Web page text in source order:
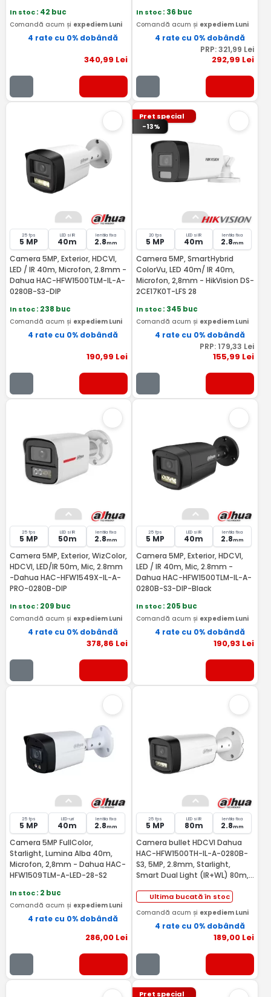
In stoc: 42 buc
Comandă acum și expediem Luni
4 rate cu 0% dobândă
340,99 Lei
In stoc: 36 buc
Comandă acum și expediem Luni
4 rate cu 0% dobândă
PRP:321,99 Lei
292,99 Lei
25 fps
5 MP
LED si IR
40m
lentila fixa
2.8mm
Camera 5MP, Exterior, HDCVI,
LED / IR 40m, Microfon, 2.8mm -
Dahua HAC-HFW1500TLM-IL-A-
0280B-S3-DIP
In stoc: 238 buc
Comandă acum și expediem Luni
4 rate cu 0% dobândă
190,99 Lei
Pret special
-13%
20 fps
5 MP
LED si IR
40m
lentila fixa
2.8mm
Camera 5MP, SmartHybrid
ColorVu, LED 40m/ IR 40m,
Microfon, 2,8mm - HikVision DS-
2CE17K0T-LFS 28
In stoc: 345 buc
Comandă acum și expediem Luni
4 rate cu 0% dobândă
PRP: 179,33 Lei
155,99 Lei
25 fps
5 MP
LED si IR
50m
lentila fixa
2.8mm
Camera 5MP, Exterior, WizColor,
HDCVI, LED/IR 50m, Mic, 2.8mm
-Dahua HAC-HFW1549X-IL-A-
PRO-0280B-DIP
In stoc: 209 buc
Comandă acum și expediem Luni
4 rate cu 0% dobândă
378,86 Lei
25 fps
5 MP
LED si IR
40m
lentila fixa
2.8mm
Camera 5MP, Exterior, HDCVI,
LED / IR 40m, Mic, 2.8mm -
Dahua HAC-HFW1500TLM-IL-A-
0280B-S3-DIP-Black
In stoc: 205 buc
Comandă acum și expediem Luni
4 rate cu 0% dobândă
190,93 Lei
25 fps
5 MP
LED-uri
40m
lentila fixa
2.8mm
Camera 5MP FullColor,
Starlight, Lumina Alba 40m,
Microfon, 2,8mm - Dahua HAC-
HFW1509TLM-A-LED-28-S2
In stoc: 2 buc
Comandă acum și expediem Luni
4 rate cu 0% dobândă
286,00Lei
25 fps
5 MP
LED si IR
80m
lentila fixa
2.8mm
Camera bullet HDCVI Dahua
HAC-HFW1500TH-IL-A-0280B-
S3, 5MP, 2.8mm, Starlight,
Smart Dual Light (IR+WL) 80m,
Ultima bucată în stoc
Comandă acum și expediem Luni
4 rate cu 0% dobândă
189,00 Lei
Pret special